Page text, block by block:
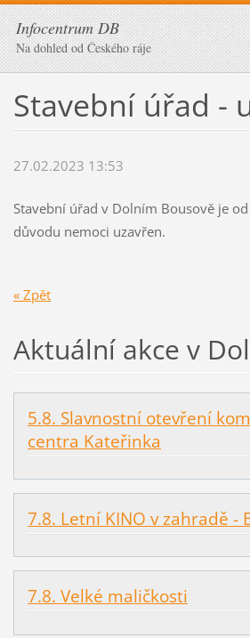
Infocentrum DB
Na dohled od Českého ráje
Stavební úřad -
27.02.2023 13:53
Stavební úřad v Dolním Bousově je
důvodu nemoci uzavřen.
« Zpět
Aktuální akce v
5.8. Slavnostní otevření
centra Kateřinka
7.8. Letní KINO v zahradě -
7.8. Velké maličkosti